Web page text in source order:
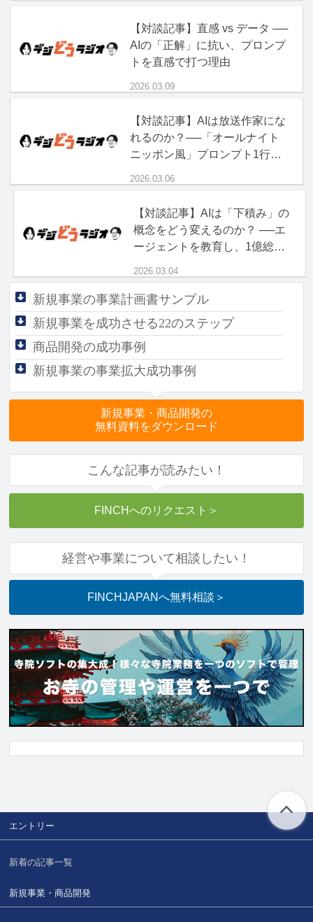
【対談記事】直感 vs データ ──
AIの「正解」に抗い、プロンプ
トを直感で打つ理由
2026.03.09
【対談記事】AIは放送作家にな
れるのか？──「オールナイト
ニッポン風」プロンプト1行の
2026.03.06
【対談記事】AIは「下積み」の
概念をどう変えるのか？ ──エ
ージェントを教育し、1億総ボ
2026.03.04
新規事業の事業計画書サンプル
新規事業を成功させる22のステップ
商品開発の成功事例
新規事業の事業拡大成功事例
新規事業・商品開発の
無料資料をダウンロード
こんな記事が読みたい！
FINCHへのリクエスト ＞
経営や事業について相談したい！
FINCHJAPANへ無料相談 ＞
エントリー
新着の記事一覧
新規事業・商品開発